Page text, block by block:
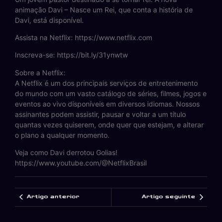
animação Davi – Nasce um Rei, que conta a história de
Davi, está disponível.
Assista na Netflix: https://www.netflix.com
Inscreva-se: https://bit.ly/31ynwtw
Sobre a Netflix:
A Netflix é um dos principais serviços de entretenimento
do mundo com um vasto catálogo de séries, filmes, jogos e
eventos ao vivo disponíveis em diversos idiomas. Nossos
assinantes podem assistir, pausar e voltar a um título
quantas vezes quiserem, onde quer que estejam, e alterar
o plano a qualquer momento.
Veja como Davi derrotou Golias!
https://www.youtube.com/@NetflixBrasil
Artigo anterior Artigo seguinte